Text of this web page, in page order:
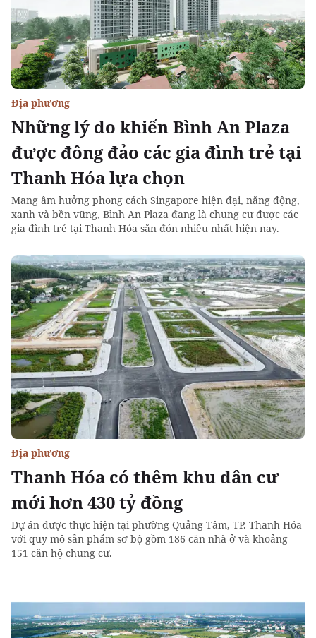
Những lý do khiến Bình An Plaza
được đông đảo các gia đình trẻ tại
Thanh Hóa lựa chọn
Địa phương
Mang âm hưởng phong cách Singapore hiện đại, năng động,
xanh và bền vững, Bình An Plaza đang là chung cư được các
gia đình trẻ tại Thanh Hóa săn đón nhiều nhất hiện nay.
Thanh Hóa có thêm khu dân cư
mới hơn 430 tỷ đồng
Địa phương
Dự án được thực hiện tại phường Quảng Tâm, TP. Thanh Hóa
với quy mô sản phẩm sơ bộ gồm 186 căn nhà ở và khoảng
151 căn hộ chung cư.